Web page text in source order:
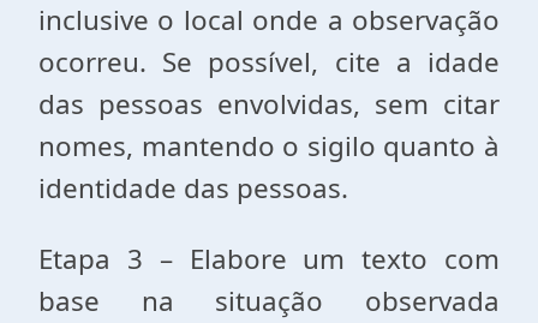
inclusive o local onde a observação
ocorreu. Se possível, cite a idade
das pessoas envolvidas, sem citar
nomes, mantendo o sigilo quanto à
identidade das pessoas.
Etapa 3 – Elabore um texto com
base na situação observada